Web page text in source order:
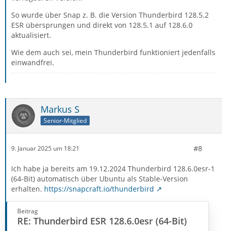
So wurde über Snap z. B. die Version Thunderbird 128.5.2
ESR übersprungen und direkt von 128.5.1 auf 128.6.0
aktualisiert.
Wie dem auch sei, mein Thunderbird funktioniert jedenfalls
einwandfrei.
Markus S
Senior-Mitglied
9. Januar 2025 um 18:21 #8
Ich habe ja bereits am 19.12.2024 Thunderbird 128.6.0esr-1
(64-Bit) automatisch über Ubuntu als Stable-Version
erhalten. https://snapcraft.io/thunderbird
Beitrag
RE: Thunderbird ESR 128.6.0esr (64-Bit)